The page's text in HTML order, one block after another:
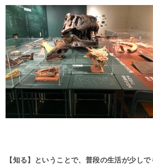
【知る】ということで、普段の生活が少し